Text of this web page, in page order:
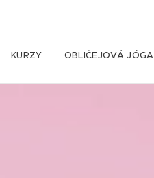
KURZY OBLIČEJOVÁ JÓGA